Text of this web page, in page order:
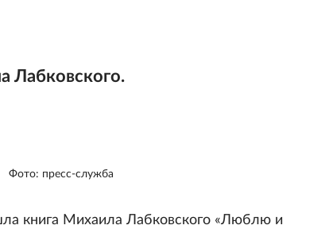
Лабковского.
Фото: пресс-служба
книга Михаила Лабковского «Люблю и